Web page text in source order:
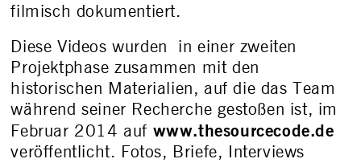
filmisch dokumentiert.
Diese Videos wurden in einer zweiten
Projektphase zusammen mit den
historischen Materialien, auf die das Team
während seiner Recherche gestoßen ist, im
Februar 2014 auf www.thesourcecode.de
veröffentlicht. Fotos, Briefe, Interviews